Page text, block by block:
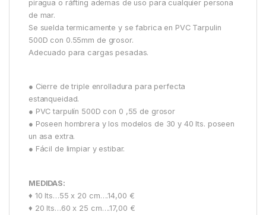
piragua o ráfting ademas de uso para cualquier persona
de mar.
Se suelda termicamente y se fabrica en PVC Tarpulin
500D con 0.55mm de grosor.
Adecuado para cargas pesadas.
● Cierre de triple enrolladura para perfecta
estanqueidad.
● PVC tarpulín 500D con 0 ,55 de grosor
● Poseen hombrera y los modelos de 30 y 40 lts. poseen
un asa extra.
● Fácil de limpiar y estibar.
MEDIDAS:
♦ 10 lts…55 x 20 cm….14,00 €
♦ 20 lts…60 x 25 cm….17,00 €